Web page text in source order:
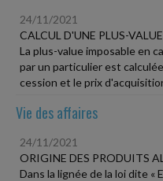
24/11/2021
CALCUL D'UNE PLUS-
La plus-value imposable en
par un particulier est
cession et le prix
Vie des affaires
24/11/2021
ORIGINE DES PRODUITS
Dans la lignée de la loi dite «